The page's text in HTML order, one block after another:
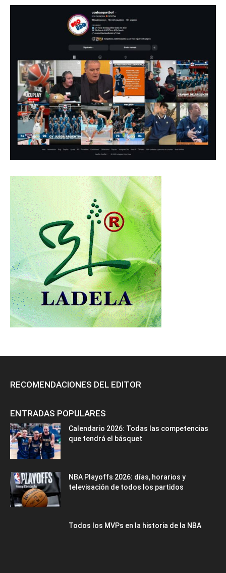
RECOMENDACIONES DEL EDITOR
ENTRADAS POPULARES
Calendario 2026: Todas las competencias
que tendrá el básquet
NBA Playoffs 2026: días, horarios y
televisación de todos los partidos
Todos los MVPs en la historia de la NBA